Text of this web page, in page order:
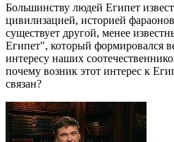
Большинству людей Египет
цивилизацией, историей
существует другой, менее
Египет", который формировался
интересу наших
почему возник этот интерес к
связан?